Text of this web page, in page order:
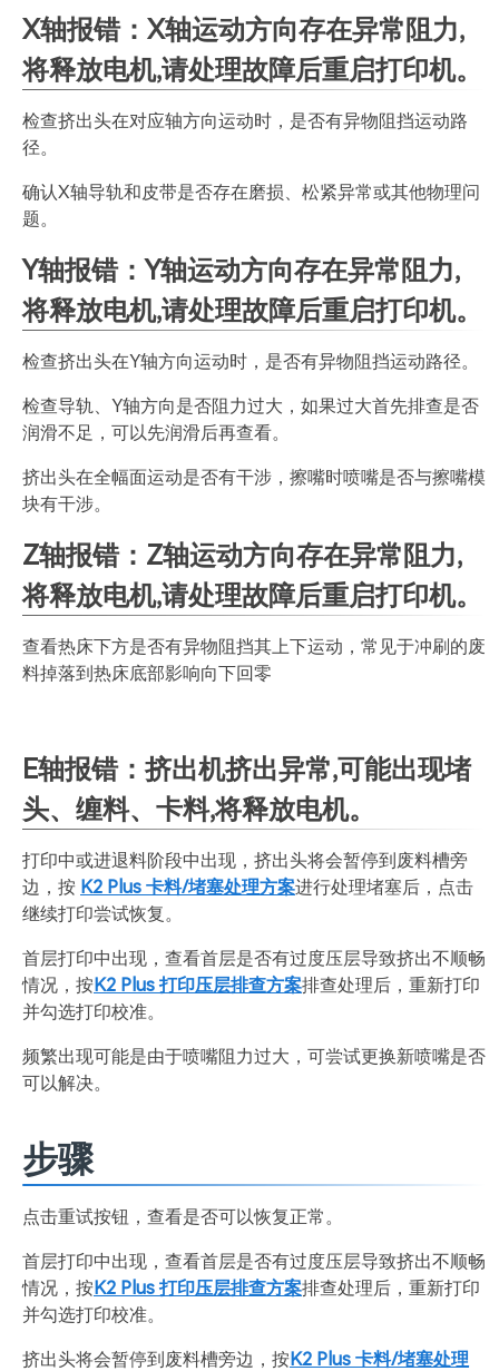
X轴报错：X轴运动方向存在异常阻力,
将释放电机,请处理故障后重启打印机。
检查挤出头在对应轴方向运动时，是否有异物阻挡运动路
径。
确认X轴导轨和皮带是否存在磨损、松紧异常或其他物理问
题。
Y轴报错：Y轴运动方向存在异常阻力,
将释放电机,请处理故障后重启打印机。
检查挤出头在Y轴方向运动时，是否有异物阻挡运动路径。
检查导轨、Y轴方向是否阻力过大，如果过大首先排查是否
润滑不足，可以先润滑后再查看。
挤出头在全幅面运动是否有干涉，擦嘴时喷嘴是否与擦嘴模
块有干涉。
Z轴报错：Z轴运动方向存在异常阻力,
将释放电机,请处理故障后重启打印机。
查看热床下方是否有异物阻挡其上下运动，常见于冲刷的废
料掉落到热床底部影响向下回零
E轴报错：挤出机挤出异常,可能出现堵
头、缠料、卡料,将释放电机。
打印中或进退料阶段中出现，挤出头将会暂停到废料槽旁
边，按 K2 Plus 卡料/堵塞处理方案进行处理堵塞后，点击
继续打印尝试恢复。
首层打印中出现，查看首层是否有过度压层导致挤出不顺畅
情况，按K2 Plus 打印压层排查方案排查处理后，重新打印
并勾选打印校准。
频繁出现可能是由于喷嘴阻力过大，可尝试更换新喷嘴是否
可以解决。
步骤
点击重试按钮，查看是否可以恢复正常。
首层打印中出现，查看首层是否有过度压层导致挤出不顺畅
情况，按K2 Plus 打印压层排查方案排查处理后，重新打印
并勾选打印校准。
挤出头将会暂停到废料槽旁边，按K2 Plus 卡料/堵塞处理